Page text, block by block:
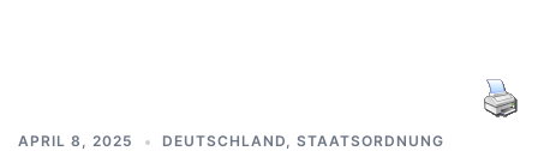
APRIL 8, 2025 DEUTSCHLAND, STAATSORDNUNG